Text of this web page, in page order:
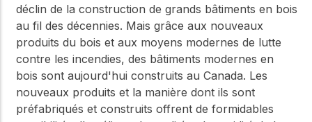
déclin de la construction de grands bâtiments en bois
au fil des décennies. Mais grâce aux nouveaux
produits du bois et aux moyens modernes de lutte
contre les incendies, des bâtiments modernes en
bois sont aujourd'hui construits au Canada. Les
nouveaux produits et la manière dont ils sont
préfabriqués et construits offrent de formidables